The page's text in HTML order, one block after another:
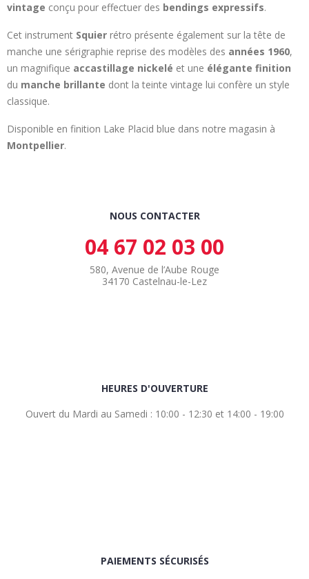
vintage conçu pour effectuer des bendings expressifs.
Cet instrument Squier rétro présente également sur la tête de
manche une sérigraphie reprise des modèles des années 1960,
un magnifique accastillage nickelé et une élégante finition
du manche brillante dont la teinte vintage lui confère un style
classique.
Disponible en finition Lake Placid blue dans notre magasin à
Montpellier.
NOUS CONTACTER
04 67 02 03 00
580, Avenue de l’Aube Rouge
34170 Castelnau-le-Lez
HEURES D'OUVERTURE
Ouvert du Mardi au Samedi : 10:00 - 12:30 et 14:00 - 19:00
PAIEMENTS SÉCURISÉS